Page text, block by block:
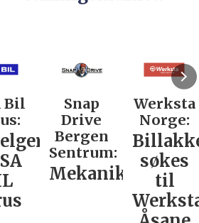
Bil
Snap
Drive
Bergen
Sentrum:
Mekaniker
Werksta
Norge:
søkes
til